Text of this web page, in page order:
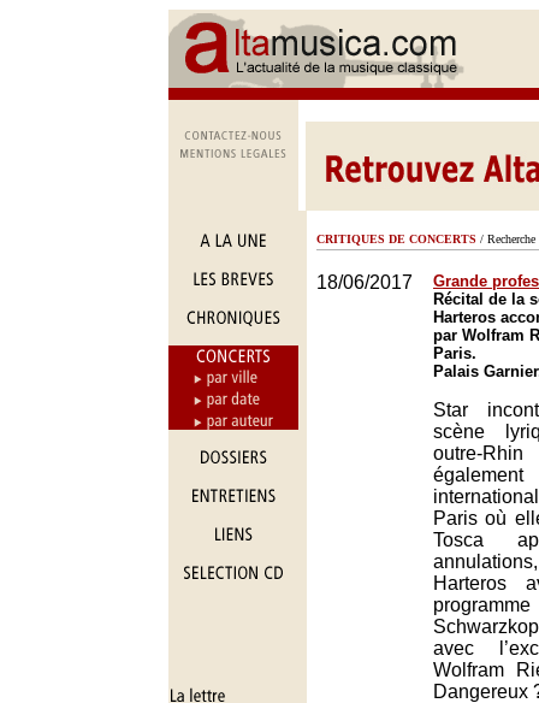
CRITIQUES DE CONCERTS / Recherche
18/06/2017
Grande
Récital de la
Harteros
par Wolfram
Paris.
Palais
Star
scène
outre-
Paris où
Tosca
Harteros
avec
Wolfram
Dangereux